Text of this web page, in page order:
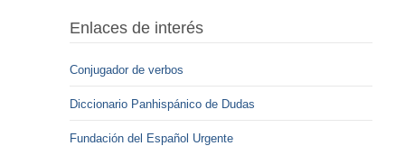
Enlaces de interés
Conjugador de verbos
Diccionario Panhispánico de Dudas
Fundación del Español Urgente